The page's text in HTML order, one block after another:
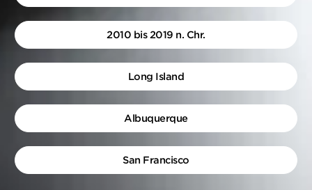
2010 bis 2019 n. Chr.
Long Island
Albuquerque
San Francisco